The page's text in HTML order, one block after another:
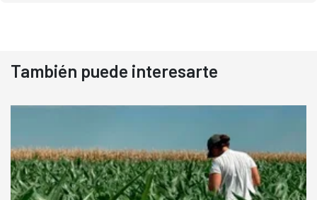
También puede interesarte